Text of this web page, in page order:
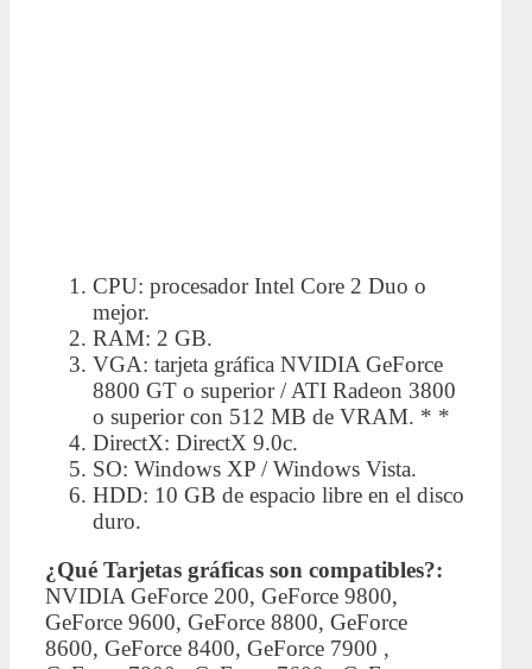
CPU: procesador Intel Core 2 Duo o
mejor.
RAM: 2 GB.
VGA: tarjeta gráfica NVIDIA GeForce
8800 GT o superior / ATI Radeon 3800
o superior con 512 MB de VRAM. * *
DirectX: DirectX 9.0c.
SO: Windows XP / Windows Vista.
HDD: 10 GB de espacio libre en el disco
duro.
¿Qué Tarjetas gráficas son compatibles?:
NVIDIA GeForce 200, GeForce 9800,
GeForce 9600, GeForce 8800, GeForce
8600, GeForce 8400, GeForce 7900 ,